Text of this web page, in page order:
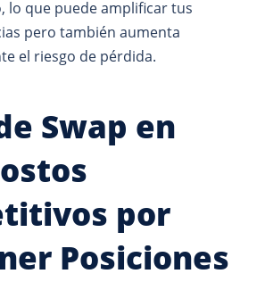
lo que puede amplificar tus
pero también aumenta
el riesgo de pérdida.
Swap en
por
Posiciones